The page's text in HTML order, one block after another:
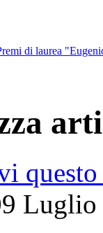
di laurea
questo